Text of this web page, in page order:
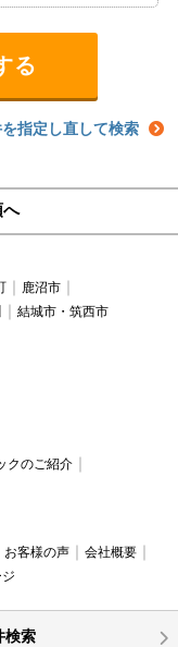
指定し直して検索
鹿沼市
結城市・筑西市
クのご紹介
お客様の声
会社概要
検索